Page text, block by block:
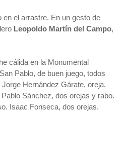
en el arrastre. En un gesto de
Leopoldo Martín del Campo,
cálida en la Monumental
Pablo, de buen juego, todos
Hernández Gárate, oreja.
Sánchez, dos orejas y rabo.
Isaac Fonseca, dos orejas.